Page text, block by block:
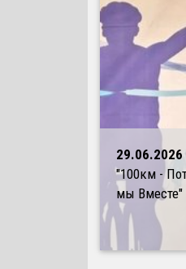
29.06.2026
"100км -
мы Вместе"